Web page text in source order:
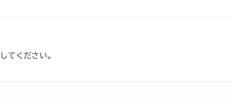
してください。